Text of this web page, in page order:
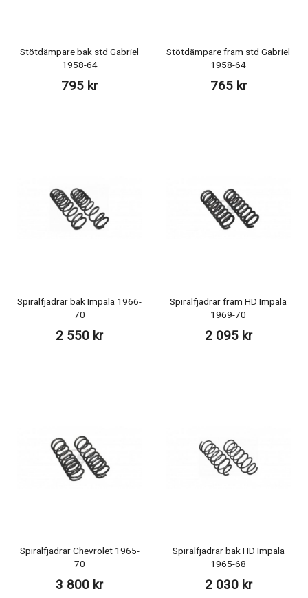
Stötdämpare bak std Gabriel
1958-64
795 kr
Stötdämpare fram std Gabriel
1958-64
765 kr
Spiralfjädrar bak Impala 1966-
70
2 550 kr
Spiralfjädrar fram HD Impala
1969-70
2 095 kr
Spiralfjädrar Chevrolet 1965-
70
3 800 kr
Spiralfjädrar bak HD Impala
1965-68
2 030 kr